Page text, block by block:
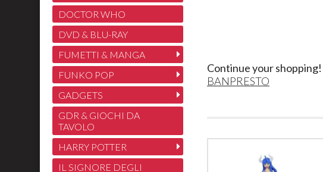
Continue your shopping!
BANPRESTO
DOCTOR WHO
DVD & BLU-RAY
FUMETTI & MANGA
FUNKO POP
GADGETS
GDR & GIOCHI DA
TAVOLO
HARRY POTTER
IL SIGNORE DEGLI